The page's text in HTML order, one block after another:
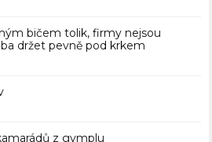
bičem tolik, firmy nejsou
držet pevně pod krkem
z gymplu